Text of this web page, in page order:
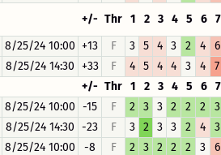
+/- Thr 1 2 3 4 5 6 7
8/25/24 10:00 +13 F 3 5 4 3 2 4
6
8/25/24 14:30 +33 F 4 5 4 4 3 4
7
+/- Thr 1 2 3 4 5 6 7
8/25/24 10:00 -15 F 2 3 3 2 2 2
3
8/25/24 14:30 -23 F 3 2 3 3 2 4
3
8/25/24 10:00 -8 F 2 3 2 2 2 3
6